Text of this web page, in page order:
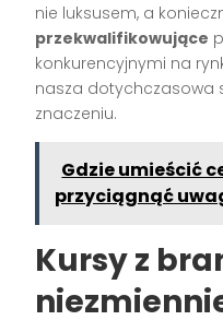
nie luksusem, a
przekwalifikowujące
konkurencyjnymi na
nasza dotychczasowa
znaczeniu.
Gdzie umieścić
przyciągnąć
Kursy z